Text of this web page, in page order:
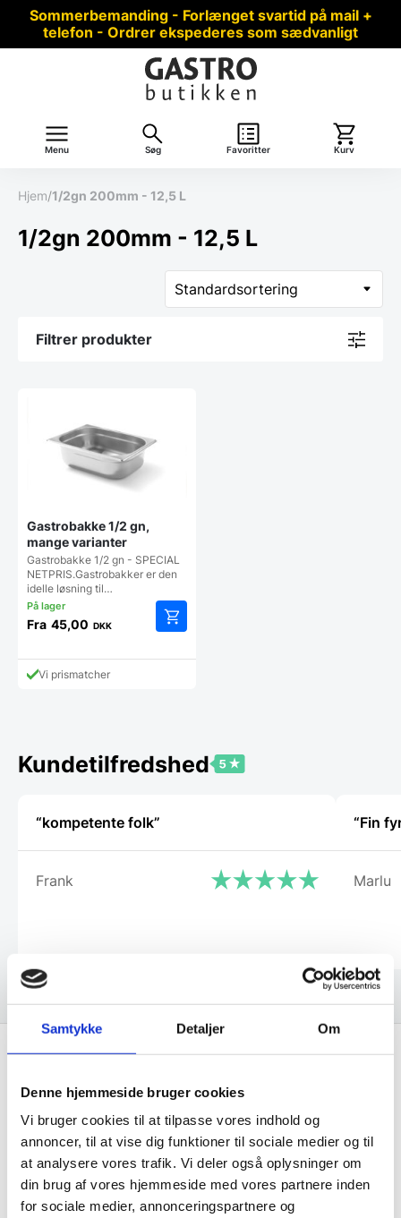
Samtykke Detaljer Om
Denne hjemmeside bruger cookies
Vi bruger cookies til at tilpasse vores indhold og
annoncer, til at vise dig funktioner til sociale medier og til
at analysere vores trafik. Vi deler også oplysninger om
din brug af vores hjemmeside med vores partnere inden
for sociale medier, annonceringspartnere og
Sommerbemanding - Forlænget svartid på mail +
telefon - Ordrer ekspederes som sædvanligt
Menu Søg Favoritter Kurv
Hjem/1/2gn 200mm - 12,5 L
1/2gn 200mm - 12,5 L
Filtrer produkter
Gastrobakke 1/2 gn,
mange varianter
Gastrobakke 1/2 gn - SPECIAL
NETPRIS.Gastrobakker er den
idelle løsning til…
Fra 45,00 DKK
vare
vælges
på
Vi prismatcher
Kundetilfredshed
“kompetente folk”
Frank
“Fin
Marlu
Få de bedste tilbud først!
Husk at tilmelde dig vores nyhedsbrev og vær først
til de bedste tilbud. Og bare rolig, vi spammer dig
ikke, men sender kun relevante tilbud og
informationer til dig.